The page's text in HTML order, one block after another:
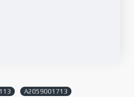
A2059001713